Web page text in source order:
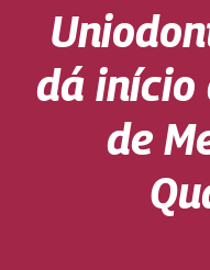
dá início
de